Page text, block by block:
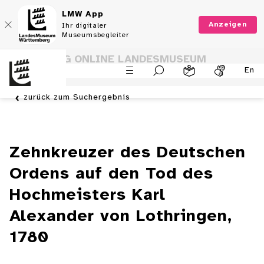
LMW App
Ihr digitaler
Museumsbegleiter
Anzeigen
En
SAMMLUNG ONLINE LANDESMUSEUM
WÜRTTEMBERG
zurück zum Suchergebnis
Zehnkreuzer des Deutschen
Ordens auf den Tod des
Hochmeisters Karl
Alexander von Lothringen,
1780